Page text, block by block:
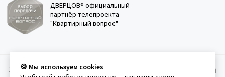
ДВЕРЦОВ® официальный
партнёр телепроекта
"Квартирный вопрос"
2011-2026 © Дверцов. Карта сайта
Политика
🍪 Мы используем cookies